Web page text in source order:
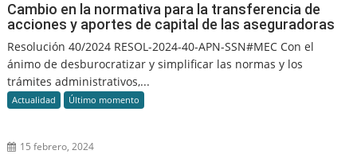
Cambio en la normativa para la transferencia de
acciones y aportes de capital de las aseguradoras
Resolución 40/2024 RESOL-2024-40-APN-SSN#MEC Con el
ánimo de desburocratizar y simplificar las normas y los
trámites administrativos,...
Actualidad Último momento
15 febrero, 2024